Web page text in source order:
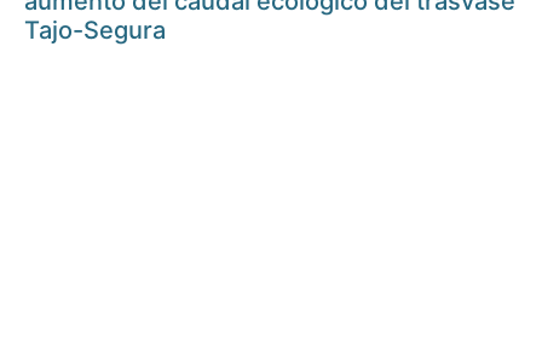
Tajo-Segura